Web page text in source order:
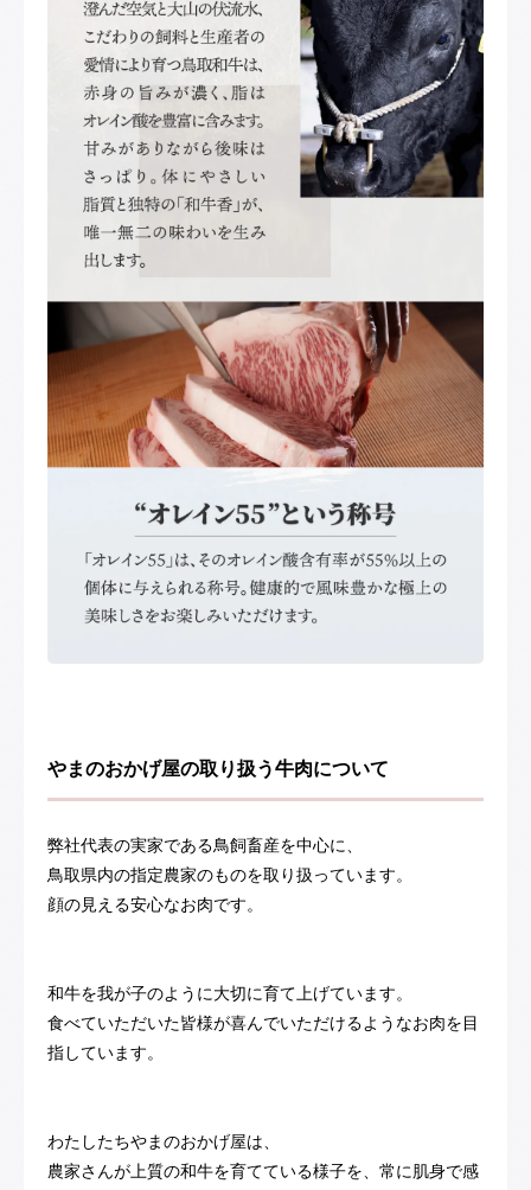
やまのおかげ屋の取り扱う牛肉について
弊社代表の実家である鳥飼畜産を中心に、
鳥取県内の指定農家のものを取り扱っています。
顔の見える安心なお肉です。
和牛を我が子のように大切に育て上げています。
食べていただいた皆様が喜んでいただけるようなお肉を目
指しています。
わたしたちやまのおかげ屋は、
農家さんが上質の和牛を育てている様子を、常に肌身で感